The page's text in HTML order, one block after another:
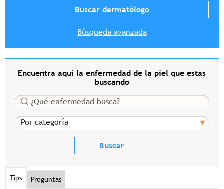
Búsqueda avanzada
Encuentra aquí la enfermedad de la piel que estas
buscando
Buscar
Por categoría
Tips Preguntas